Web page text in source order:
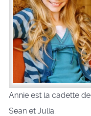
Annie est la cadette de
Sean et Julia.